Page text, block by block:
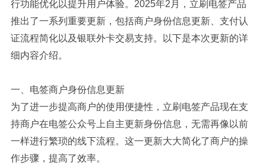
行功能优化以提升用户体验。2025年2月，立刷电签产品
推出了一系列重要更新，包括商户身份信息更新、支付认
证流程简化以及银联外卡交易支持。以下是本次更新的详
细内容介绍。
一、电签商户身份信息更新
为了进一步提高商户的使用便捷性，立刷电签产品现在支
持商户在电签公众号上自主更新身份信息，无需再像以前
一样进行繁琐的线下流程。这一更新大大简化了商户的操
作步骤，提高了效率。